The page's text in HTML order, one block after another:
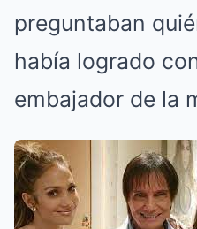
preguntaban
había logrado
embajador de la